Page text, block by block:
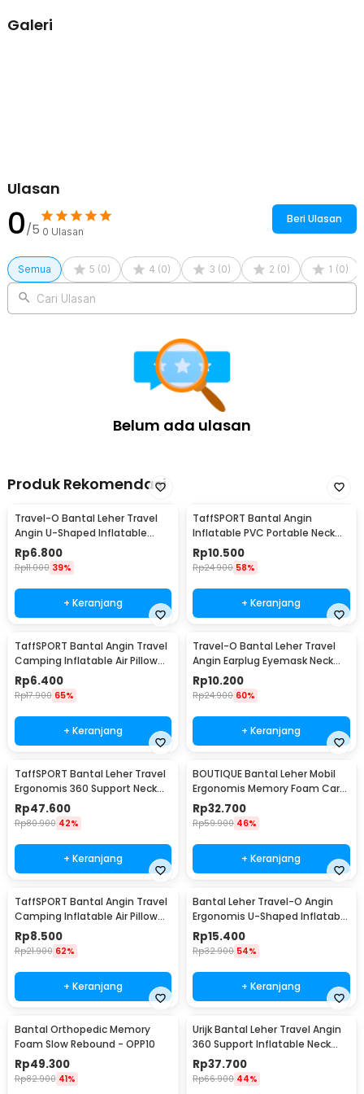
Materialnya aman dan nyaman digunakan, sehingga cocok untuk
Galeri
Ulasan
0/5 0 Ulasan
Beri Ulasan
Semua 5 (0) 4 (0) 3 (0) 2 (0) 1 (0)
Cari Ulasan
Belum ada ulasan
Produk Rekomendasi
Travel-O Bantal Leher Travel
Angin U-Shaped Inflatable
Neck Pillow - RH20
Rp6.800
Rp11.000 39%
+ Keranjang
TaffSPORT Bantal Angin
Inflatable PVC Portable Neck
Pillow High Rest - H0T019
Rp10.500
Rp24.900 58%
+ Keranjang
TaffSPORT Bantal Angin Travel
Camping Inflatable Air Pillow
330x220mm - XLZT-15
Rp6.400
Rp17.900 65%
+ Keranjang
Travel-O Bantal Leher Travel
Angin Earplug Eyemask Neck
Pillow - RH20
Rp10.200
Rp24.900 60%
+ Keranjang
TaffSPORT Bantal Leher Travel
Ergonomis 360 Support Neck
Pillow - NF302
Rp47.600
Rp80.900 42%
+ Keranjang
BOUTIQUE Bantal Leher Mobil
Ergonomis Memory Foam Car
Headrest Pillow - CAR247
Rp32.700
Rp59.900 46%
+ Keranjang
TaffSPORT Bantal Angin Travel
Camping Inflatable Air Pillow
380x240mm - BAT23
Rp8.500
Rp21.900 62%
+ Keranjang
Bantal Leher Travel-O Angin
Ergonomis U-Shaped Inflatable
Neck Pillow - RH40
Rp15.400
Rp32.900 54%
+ Keranjang
Bantal Orthopedic Memory
Foam Slow Rebound - OPP10
Rp49.300
Rp82.900 41%
Urijk Bantal Leher Travel Angin
360 Support Inflatable Neck
Pillow - M1345
Rp37.700
Rp66.900 44%